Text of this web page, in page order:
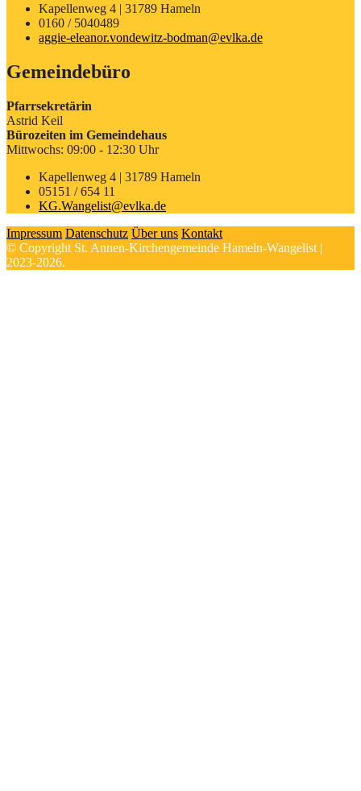
Kapellenweg 4 | 31789 Hameln
0160 / 5040489
aggie-eleanor.vondewitz-bodman@evlka.de
Gemeindebüro
Pfarrsekretärin
Astrid Keil
Bürozeiten im Gemeindehaus
Mittwochs: 09:00 - 12:30 Uhr
Kapellenweg 4 | 31789 Hameln
05151 / 654 11
KG.Wangelist@evlka.de
Impressum Datenschutz Über uns Kontakt
© Copyright St. Annen-Kirchengemeinde Hameln-Wangelist |
2023-2026.